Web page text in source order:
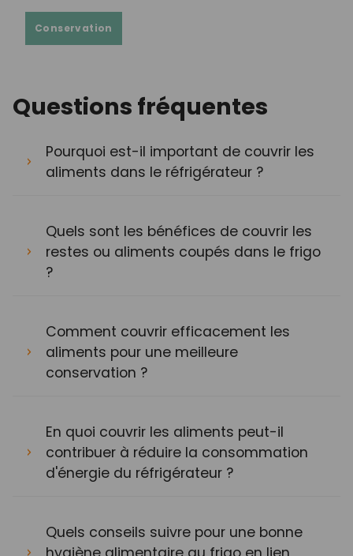
Conservation
Questions fréquentes
Pourquoi est-il important de couvrir les
aliments dans le réfrigérateur ?
Quels sont les bénéfices de couvrir les
restes ou aliments coupés dans le frigo
?
Comment couvrir efficacement les
aliments pour une meilleure
conservation ?
En quoi couvrir les aliments peut-il
contribuer à réduire la consommation
d'énergie du réfrigérateur ?
Quels conseils suivre pour une bonne